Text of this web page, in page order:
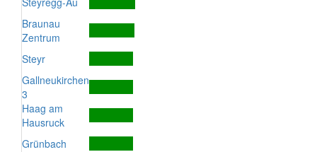
Braunau
Zentrum
Steyr
Gallneukirchen
3
Haag am
Hausruck
Grünbach